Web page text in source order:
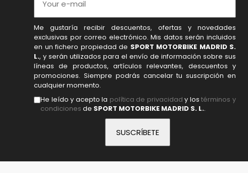
Me gustaría recibir descuentos, ofertas y novedades
exclusivas por correo electrónico. Mis datos serán incluidos
en un fichero propiedad de SPORT MOTORBIKE MADRID S.
L., y serán utilizados para el envío de información sobre sus
líneas de productos, artículos relevantes, descuentos y
promociones. Siempre podrás cancelar tu suscripción en
cualquier momento.
He leído y acepto la política de privacidad y lostérminos y
condiciones de SPORT MOTORBIKE MADRID S. L..